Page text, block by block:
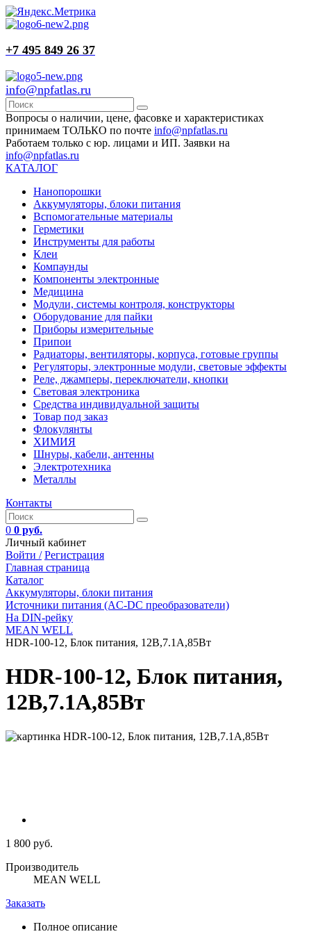
+7 495 849 26 37
info@npfatlas.ru
Вопросы о наличии, цене, фасовке и характеристиках
принимаем ТОЛЬКО по почте info@npfatlas.ru
Работаем только с юр. лицами и ИП. Заявки на
info@npfatlas.ru
КАТАЛОГ
Нанопорошки
Аккумуляторы, блоки питания
Вспомогательные материалы
Герметики
Инструменты для работы
Клеи
Компаунды
Компоненты электронные
Медицина
Модули, системы контроля, конструкторы
Оборудование для пайки
Приборы измерительные
Припои
Радиаторы, вентиляторы, корпуса, готовые группы
Регуляторы, электронные модули, световые эффекты
Реле, джамперы, переключатели, кнопки
Световая электроника
Средства индивидуальной защиты
Товар под заказ
Флокулянты
ХИМИЯ
Шнуры, кабели, антенны
Электротехника
Металлы
Контакты
0 0 руб.
Личный кабинет
Войти / Регистрация
Главная страница
Каталог
Аккумуляторы, блоки питания
Источники питания (AC-DC преобразователи)
На DIN-рейку
MEAN WELL
HDR-100-12, Блок питания, 12В,7.1А,85Вт
HDR-100-12, Блок питания,
12В,7.1А,85Вт
1 800 руб.
Производитель
MEAN WELL
Заказать
Полное описание